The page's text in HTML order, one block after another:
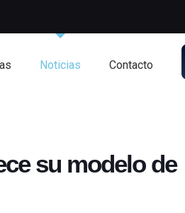
Noticias Contacto
su modelo de